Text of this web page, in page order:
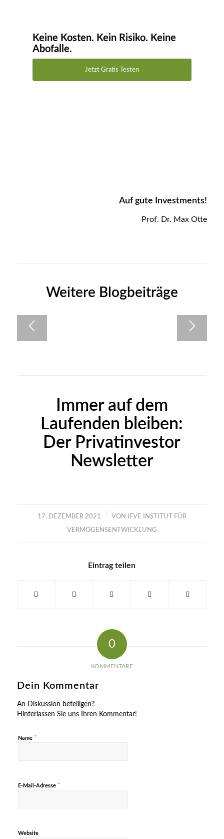
Keine Kosten. Kein Risiko. Keine
Abofalle.
Jetzt Gratis Testen
Auf gute Investments!
Prof. Dr. Max Otte
Weitere Blogbeiträge
Immer auf dem
Laufenden bleiben:
Der Privatinvestor
Newsletter
17. DEZEMBER 2021
/ VON IFVE INSTITUT FÜR
VERMÖGENSENTWICKLUNG
Eintrag teilen
0
KOMMENTARE
Dein Kommentar
An Diskussion beteiligen?
Hinterlassen Sie uns Ihren Kommentar!
Name *
E-Mail-Adresse *
Website